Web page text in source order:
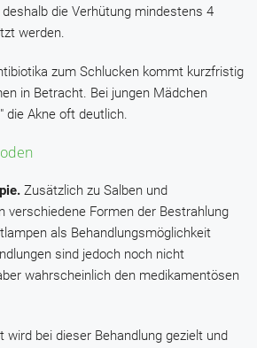
die Verhütung mindestens 4
werden.
zum Schlucken kommt kurzfristig
in Betracht. Bei jungen Mädchen
die Akne oft deutlich.
Zusätzlich zu Salben und
verschiedene Formen der Bestrahlung
als Behandlungsmöglichkeit
sind jedoch noch nicht
wahrscheinlich den medikamentösen
wird bei dieser Behandlung gezielt und